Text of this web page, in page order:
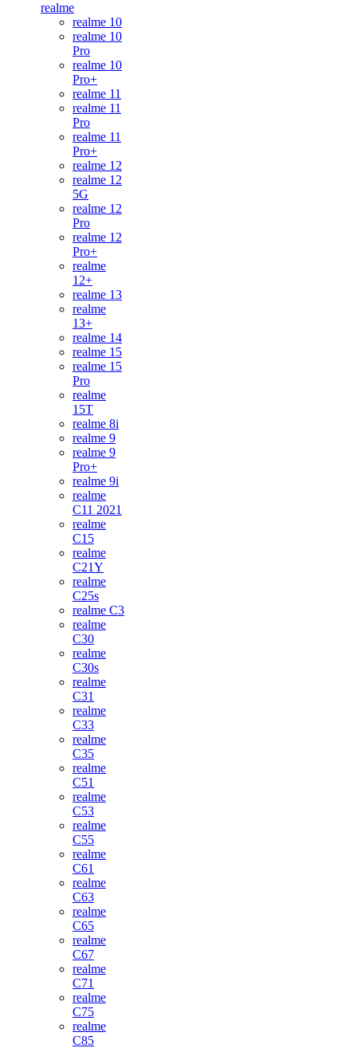
realme
realme 10
realme 10
Pro
realme 10
Pro+
realme 11
realme 11
Pro
realme 11
Pro+
realme 12
realme 12
5G
realme 12
Pro
realme 12
Pro+
realme
12+
realme 13
realme
13+
realme 14
realme 15
realme 15
Pro
realme
15T
realme 8i
realme 9
realme 9
Pro+
realme 9i
realme
C11 2021
realme
C15
realme
C21Y
realme
C25s
realme C3
realme
C30
realme
C30s
realme
C31
realme
C33
realme
C35
realme
C51
realme
C53
realme
C55
realme
C61
realme
C63
realme
C65
realme
C67
realme
C71
realme
C75
realme
C85